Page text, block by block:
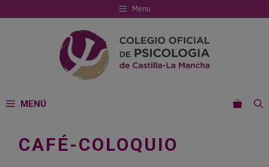
al
Menu
MENÚ
CAFÉ-COLOQUIO